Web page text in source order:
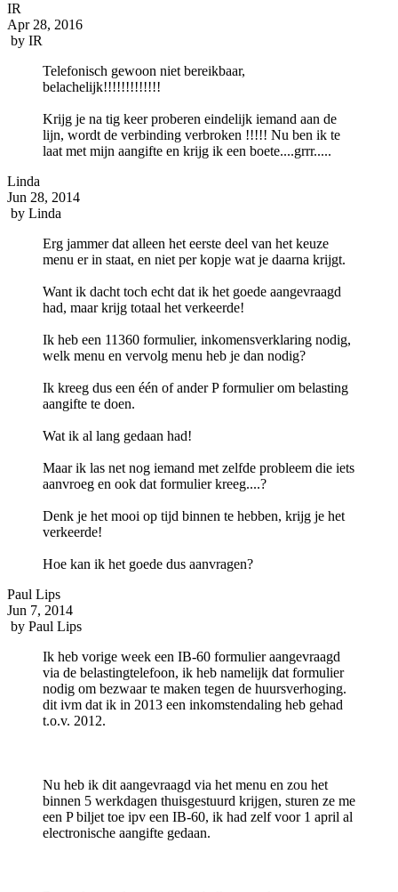
IR
Apr 28, 2016
by IR
Telefonisch gewoon niet bereikbaar,
belachelijk!!!!!!!!!!!!!
Krijg je na tig keer proberen eindelijk iemand aan de
lijn, wordt de verbinding verbroken !!!!! Nu ben ik te
laat met mijn aangifte en krijg ik een boete....grrr.....
Linda
Jun 28, 2014
by Linda
Erg jammer dat alleen het eerste deel van het keuze
menu er in staat, en niet per kopje wat je daarna krijgt.
Want ik dacht toch echt dat ik het goede aangevraagd
had, maar krijg totaal het verkeerde!
Ik heb een 11360 formulier, inkomensverklaring nodig,
welk menu en vervolg menu heb je dan nodig?
Ik kreeg dus een één of ander P formulier om belasting
aangifte te doen.
Wat ik al lang gedaan had!
Maar ik las net nog iemand met zelfde probleem die iets
aanvroeg en ook dat formulier kreeg....?
Denk je het mooi op tijd binnen te hebben, krijg je het
verkeerde!
Hoe kan ik het goede dus aanvragen?
Paul Lips
Jun 7, 2014
by Paul Lips
Ik heb vorige week een IB-60 formulier aangevraagd
via de belastingtelefoon, ik heb namelijk dat formulier
nodig om bezwaar te maken tegen de huursverhoging.
dit ivm dat ik in 2013 een inkomstendaling heb gehad
t.o.v. 2012.
Nu heb ik dit aangevraagd via het menu en zou het
binnen 5 werkdagen thuisgestuurd krijgen, sturen ze me
een P biljet toe ipv een IB-60, ik had zelf voor 1 april al
electronische aangifte gedaan.